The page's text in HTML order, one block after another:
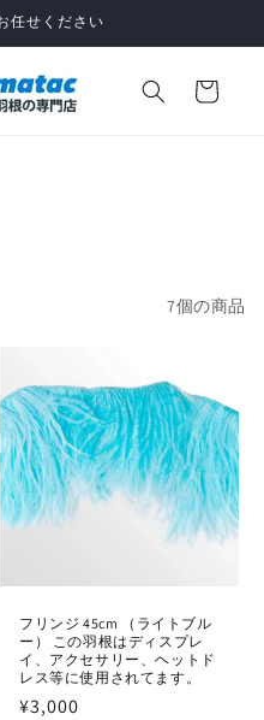
任せください
ー
7個の商品
フリンジ 45cm （ライトブル
ー） この羽根はディスプレ
イ、アクセサリー、ヘットド
レス等に使用されてます。
通
¥3,000